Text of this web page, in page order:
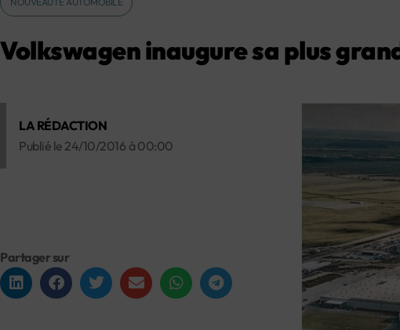
Volkswagen inaugure sa plus
LA RÉDACTION
Publié le 24/10/2016 à 00:00
Partager sur